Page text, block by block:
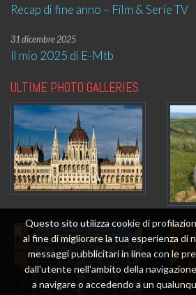
Recap di fine anno – Film & Serie TV
31 dicembre 2025
Il mio 2025 di E-Mtb
ULTIME PHOTO GALLERIES
Questo sito utilizza cookie di
al fine di migliorare la tua esperienza di
messaggi pubblicitari in linea con le
dall'utente nell'ambito della
a navigare o accedendo a un